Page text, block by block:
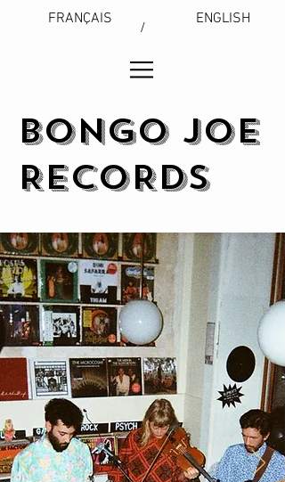
FRANÇAIS
/
ENGLISH
BONGO JOE
RECORDS